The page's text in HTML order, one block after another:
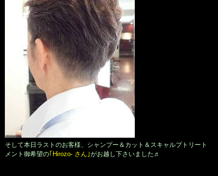
そして本日ラストのお客様、シャンプー＆カット＆スキャルプトリート
メント御希望の｢Hirozo- さん｣がお越し下さいました♬